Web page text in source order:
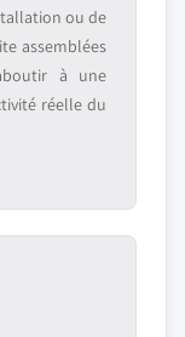
ou de
assemblées
à une
réelle du